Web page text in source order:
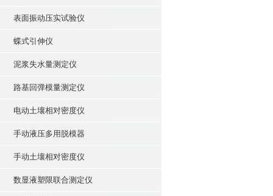
表面振动压实试验仪
蝶式引伸仪
泥浆失水量测定仪
路基回弹模量测定仪
电动土壤相对密度仪
手动液压多用脱模器
手动土壤相对密度仪
数显液塑限联合测定仪